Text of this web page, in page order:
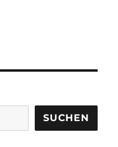
SUCHEN